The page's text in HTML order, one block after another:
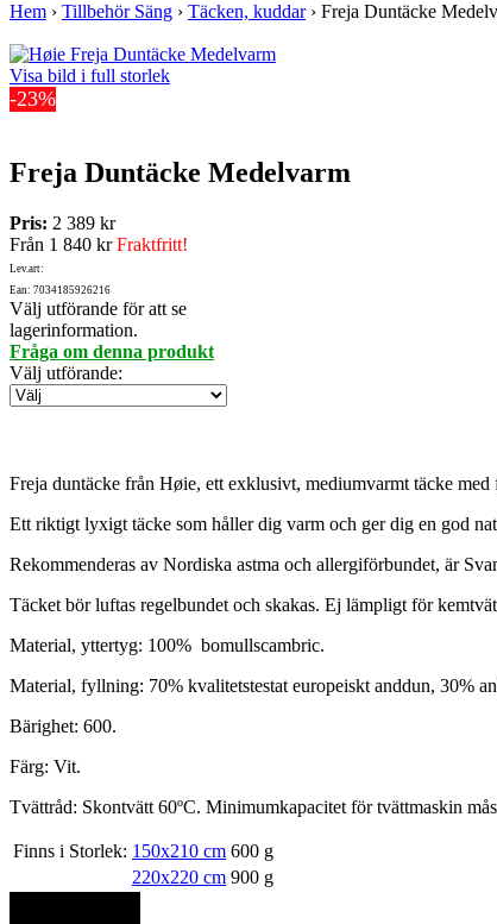
Hem › Tillbehör Säng › Täcken, kuddar› Freja Duntäcke
Visa bild i full storlek
-23%
Freja Duntäcke Medelvarm
Pris: 2 389 kr
Från 1 840 krFraktfritt!
Lev.art:
Ean: 7034185926216
Välj utförande för att se
lagerinformation.
Fråga om denna produkt
Välj utförande:
Freja duntäcke från Høie, ett exklusivt, mediumvarmt täcke
Ett riktigt lyxigt täcke som håller dig varm och ger dig en god
Rekommenderas av Nordiska astma och allergiförbundet, är
Täcket bör luftas regelbundet och skakas. Ej lämpligt för
Material, yttertyg: 100% bomullscambric.
Material, fyllning: 70% kvalitetstestat europeiskt anddun, 30%
Bärighet: 600.
Färg: Vit.
Tvättråd: Skontvätt 60ºC. Minimumkapacitet för tvättmaskin
Finns i Storlek: 150x210 cm 600 g
220x220 cm 900 g